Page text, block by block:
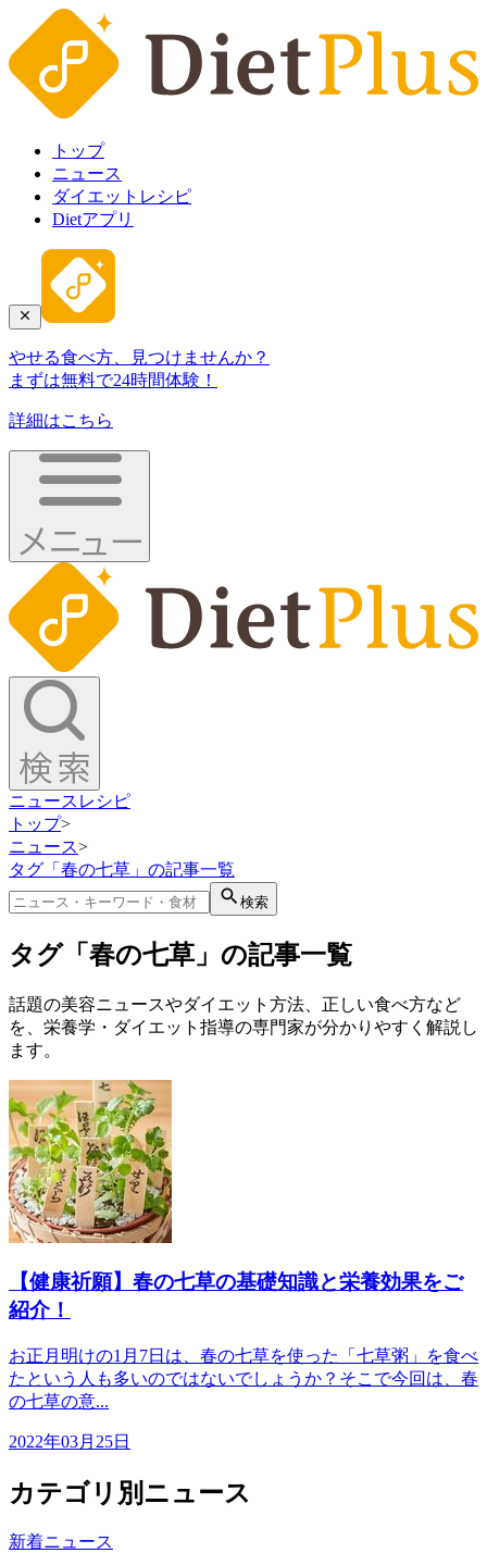
トップ
ニュース
ダイエットレシピ
Dietアプリ
やせる食べ方、見つけませんか？
まずは無料で24時間体験！
詳細はこちら
ニュース レシピ
トップ>
ニュース>
タグ「春の七草」の記事一覧
検索
タグ「春の七草」の記事一覧
話題の美容ニュースやダイエット方法、正しい食べ方など
を、栄養学・ダイエット指導の専門家が分かりやすく解説し
ます。
【健康祈願】春の七草の基礎知識と栄養効果をご
紹介！
お正月明けの1月7日は、春の七草を使った「七草粥」を食べ
たという人も多いのではないでしょうか？そこで今回は、春
の七草の意...
2022年03月25日
カテゴリ別ニュース
新着ニュース